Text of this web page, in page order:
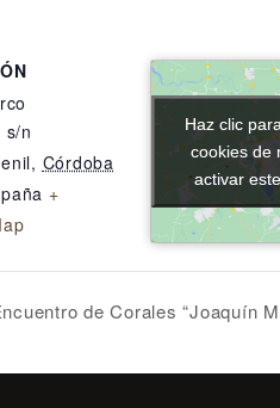
s/n
, Córdoba
+
Haz clic
cookies de
activar
Haz clic
cookies de
activar
de Corales “Joaquín